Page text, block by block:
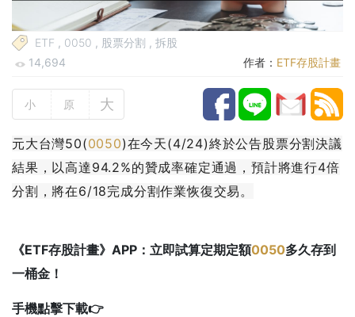
ETF , 0050 , 股票分割 , 拆股
14,694
作者： ETF存股計畫
小 原 大
元大台灣50(0050)在今天(4/24)終於公告股票分割決議
結果，以高達94.2%的贊成率確定通過，預計將進行4倍
分割，將在6/18完成分割作業恢復交易。
《ETF存股計畫》APP：立即試算定期定額0050多久存到
一桶金！
手機點擊下載👉